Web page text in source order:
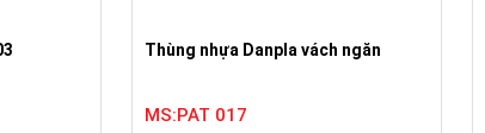
Thùng nhựa Danpla vách ngăn
MS:PAT 017